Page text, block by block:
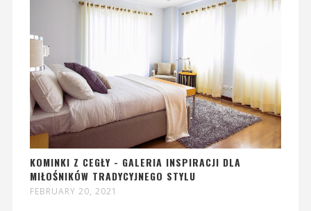
KOMINKI Z CEGŁY - GALERIA INSPIRACJI DLA
MIŁOŚNIKÓW TRADYCYJNEGO STYLU
FEBRUARY 20, 2021